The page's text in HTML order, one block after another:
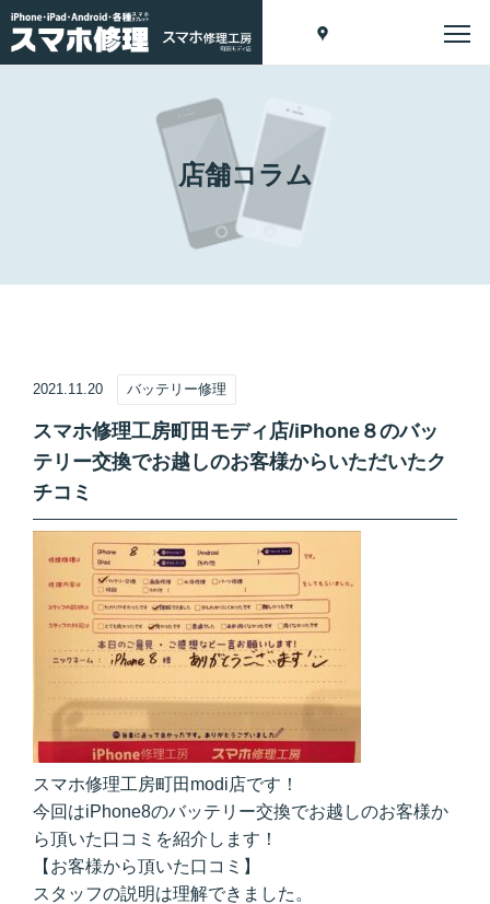
店舗コラム
2021.11.20 バッテリー修理
スマホ修理工房町田モディ店/iPhone８のバッ
テリー交換でお越しのお客様からいただいたク
チコミ
スマホ修理工房町田modi店です！
今回はiPhone8のバッテリー交換でお越しのお客様か
ら頂いた口コミを紹介します！
【お客様から頂いた口コミ】
スタッフの説明は理解できました。